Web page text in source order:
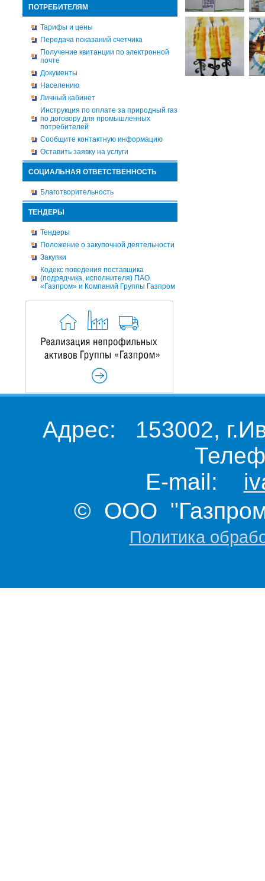
ПОТРЕБИТЕЛЯМ
Тарифы и цены
Передача показаний счетчика
Получение квитанции по электронной
почте
Документы
Населению
Личный кабинет
Инструкция по оплате за природный газ
по договору для промышленных
потребителей
Сообщите контактную информацию
Оставить заявку на услуги
СОЦИАЛЬНАЯ ОТВЕТСТВЕННОСТЬ
Благотворительность
ТЕНДЕРЫ
Тендеры
Положение о закупочной деятельности
Закупки
Кодекс поведения поставщика
(подрядчика, исполнителя) ПАО
«Газпром» и Компаний Группы Газпром
Адрес: 153002,
E-mail:
© ООО "Газпром
Политика